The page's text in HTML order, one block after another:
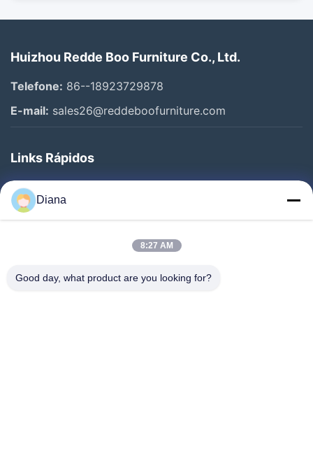
Huizhou Redde Boo Furniture Co., Ltd.
Telefone: 86--18923729878
E-mail: sales26@reddeboofurniture.com
Links Rápidos
Casa
Produtos
Fábrica
Diana
8:27 AM
Good day, what product are you looking for?